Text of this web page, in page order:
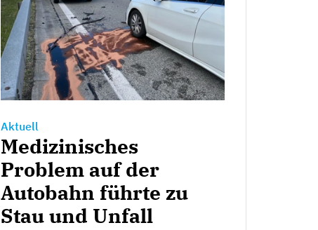
Aktuell
Medizinisches
Problem auf der
Autobahn führte zu
Stau und Unfall